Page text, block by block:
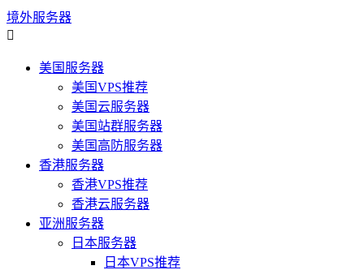
境外服务器

美国服务器
美国VPS推荐
美国云服务器
美国站群服务器
美国高防服务器
香港服务器
香港VPS推荐
香港云服务器
亚洲服务器
日本服务器
日本VPS推荐